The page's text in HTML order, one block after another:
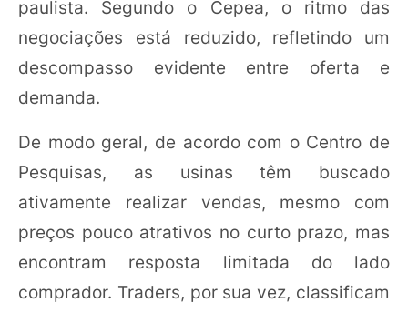
paulista. Segundo o Cepea, o ritmo das
negociações está reduzido, refletindo um
descompasso evidente entre oferta e
demanda.
De modo geral, de acordo com o Centro de
Pesquisas, as usinas têm buscado
ativamente realizar vendas, mesmo com
preços pouco atrativos no curto prazo, mas
encontram resposta limitada do lado
comprador. Traders, por sua vez, classificam